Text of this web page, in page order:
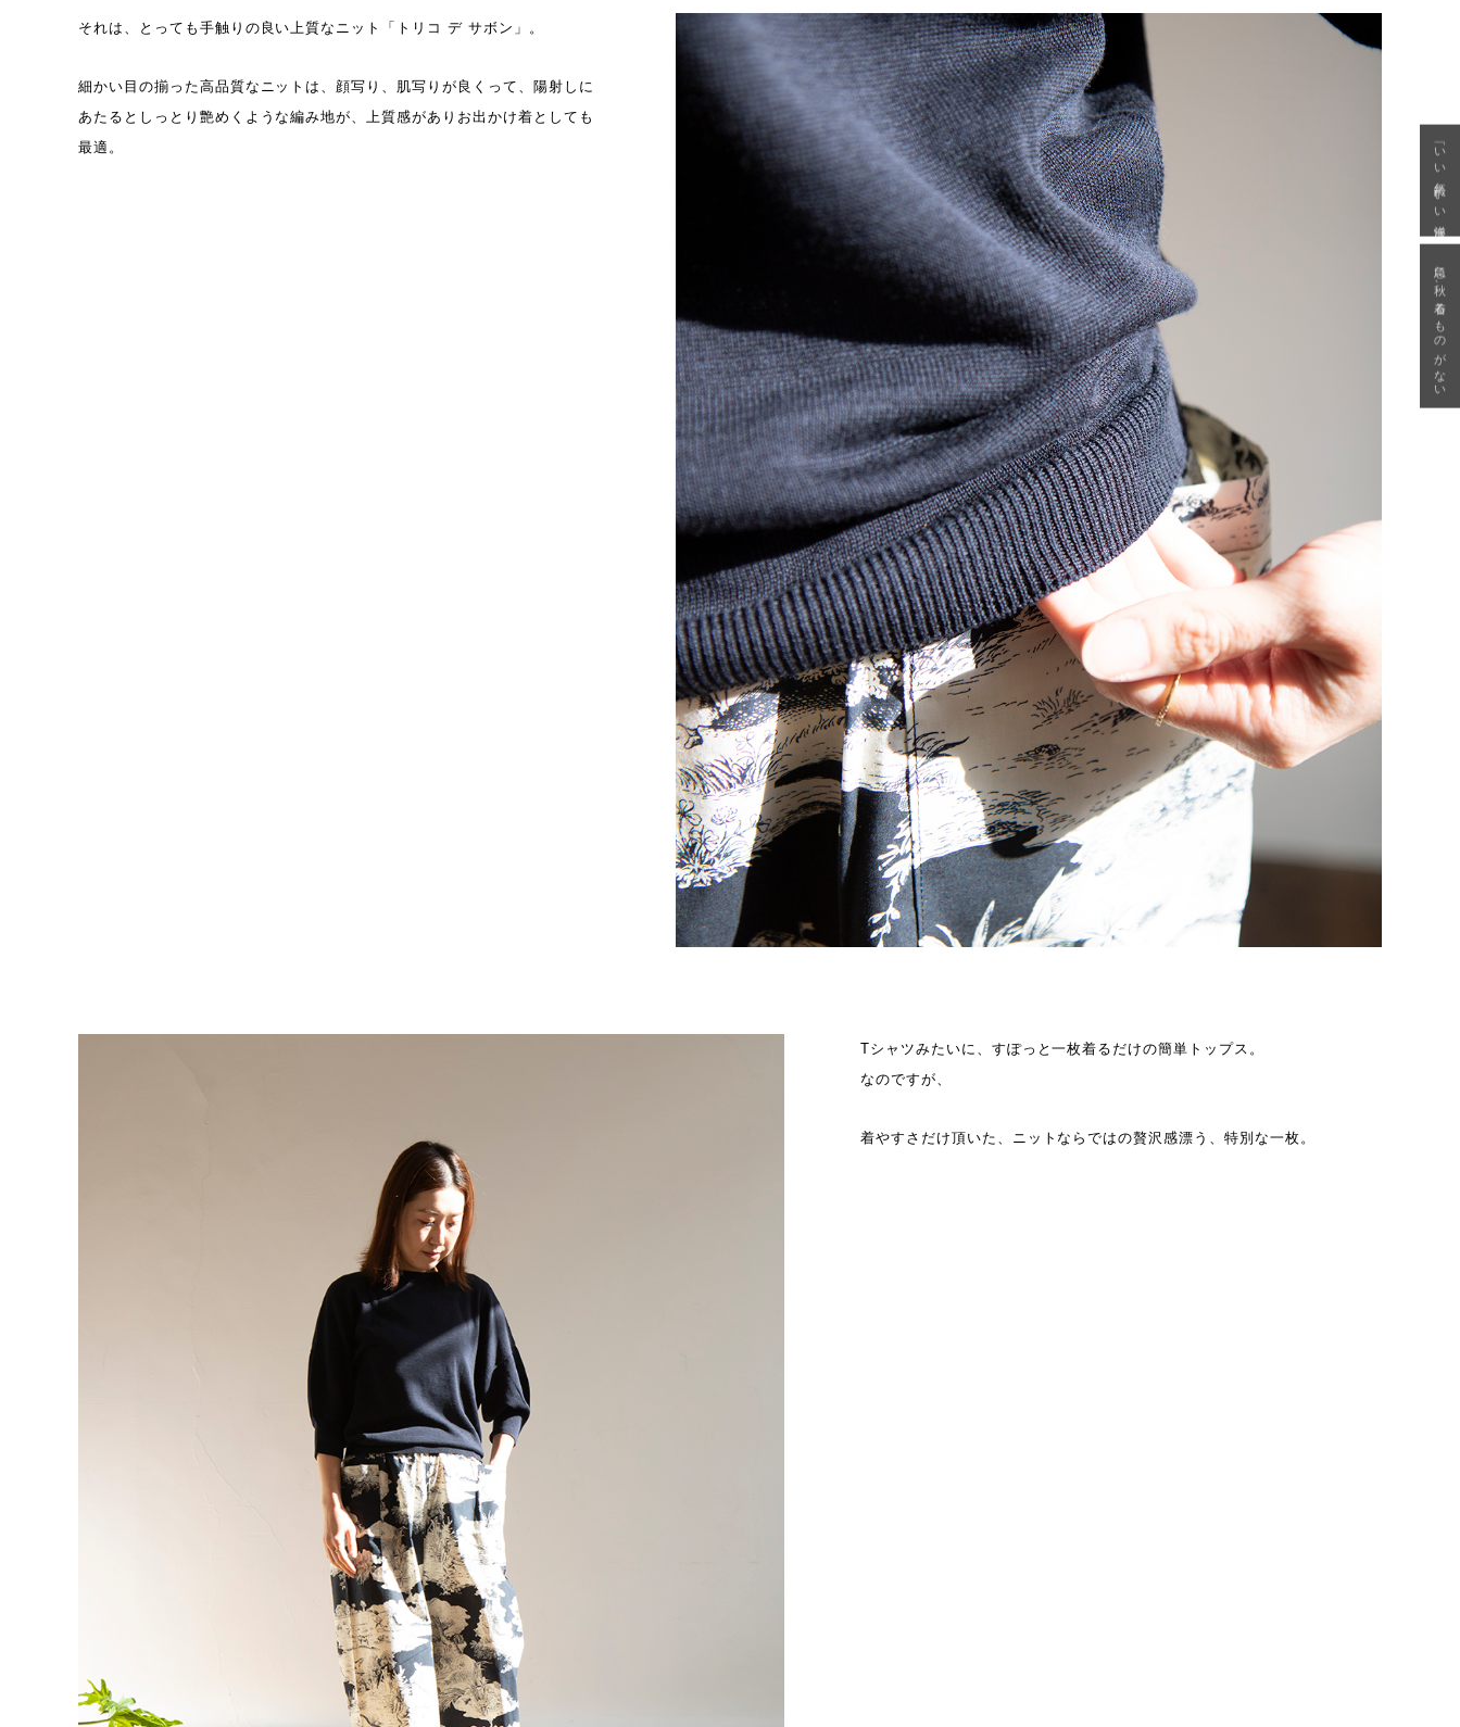
それは、とっても手触りの良い上質なニット「トリコ デ サボン」。
細かい目の揃った高品質なニットは、顔写り、肌写りが良くって、陽射しに
あたるとしっとり艶めくような編み地が、上質感がありお出かけ着としても
最適。
Tシャツみたいに、すぽっと一枚着るだけの簡単トップス。
なのですが、
着やすさだけ頂いた、ニットならではの贅沢感漂う、特別な一枚。
「いい年齢 いい洋服」
急に秋、着るものがない